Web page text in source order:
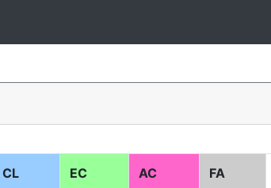
CL EC AC FA